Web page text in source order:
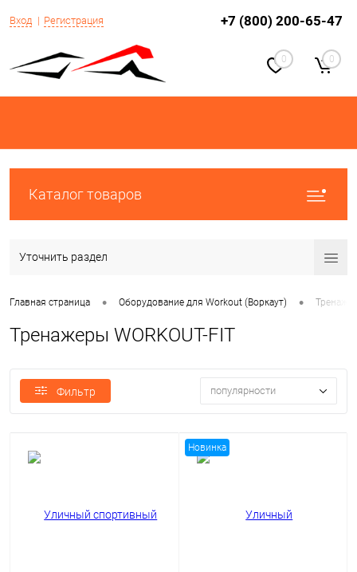
Вход Регистрация +7 (800) 200-65-47
0 0
Каталог товаров
Уточнить раздел
Главная страница • Оборудование для Workout (Воркаут) •
Тренажеры WORKOUT-FIT
Фильтр популярности
Новинка